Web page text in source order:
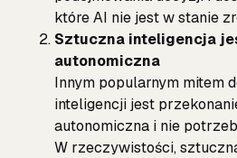
które AI nie jest w stanie
Sztuczna inteligencja
autonomiczna
Innym popularnym mitem
inteligencji jest
autonomiczna i nie
W rzeczywistości,